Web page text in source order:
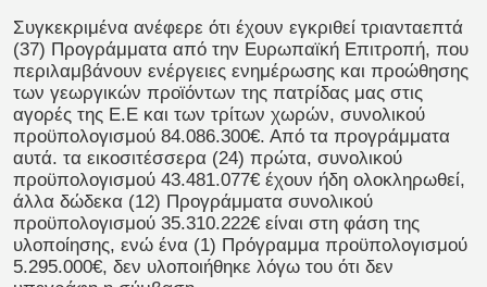
Συγκεκριμένα ανέφερε ότι έχουν εγκριθεί τριανταεπτά
(37) Προγράμματα από την Ευρωπαϊκή Επιτροπή, που
περιλαμβάνουν ενέργειες ενημέρωσης και προώθησης
των γεωργικών προϊόντων της πατρίδας μας στις
αγορές της Ε.Ε και των τρίτων χωρών, συνολικού
προϋπολογισμού 84.086.300€. Από τα προγράμματα
αυτά. τα εικοσιτέσσερα (24) πρώτα, συνολικού
προϋπολογισμού 43.481.077€ έχουν ήδη ολοκληρωθεί,
άλλα δώδεκα (12) Προγράμματα συνολικού
προϋπολογισμού 35.310.222€ είναι στη φάση της
υλοποίησης, ενώ ένα (1) Πρόγραμμα προϋπολογισμού
5.295.000€, δεν υλοποιήθηκε λόγω του ότι δεν